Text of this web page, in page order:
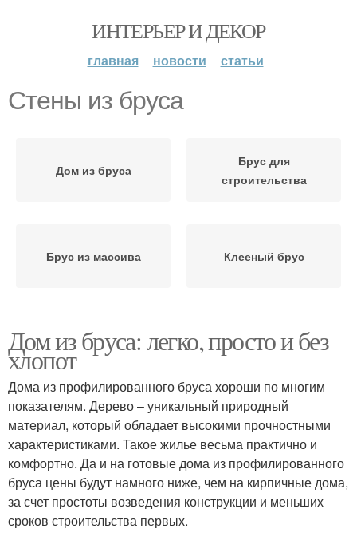
ИНТЕРЬЕР И ДЕКОР
главная новости статьи
Стены из бруса
Дом из бруса
Брус для
строительства
Брус из массива Клееный брус
Дом из бруса: легко, просто и без
хлопот
Дома из профилированного бруса хороши по многим
показателям. Дерево – уникальный природный
материал, который обладает высокими прочностными
характеристиками. Такое жилье весьма практично и
комфортно. Да и на готовые дома из профилированного
бруса цены будут намного ниже, чем на кирпичные дома,
за счет простоты возведения конструкции и меньших
сроков строительства первых.